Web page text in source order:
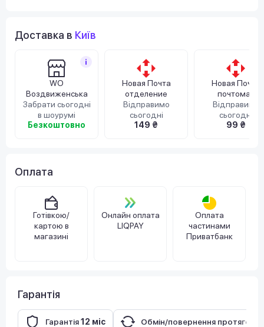
Доставка в Київ
WO
Воздвиженська
Забрати сьогодні
в шоурумі
Безкоштовно
Новая Почта
отделение
Відправимо
сьогодні
149 ₴
Новая Почта
почтомат
Відправимо
сьогодні
99 ₴
Оплата
Готівкою/
картою в
магазині
Онлайн оплата
LIQPAY
Оплата
частинами
Приватбанк
Гарантія
Гарантія12 міс Обмін/повернення протягом